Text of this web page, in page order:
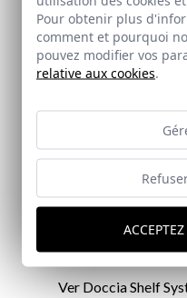
para ofrecer una
visualmente
Ver Doccia Shelf
Pour obtenir plus
comment et pourquoi
pouvez modifier vos
relative aux cookies.